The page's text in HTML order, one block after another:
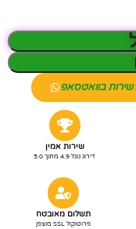
שירות בוואטסאפ
שירות אמין
דירוג גוגל 4.9 מתוך 5.0
תשלום מאובטח
פרוטוקול SSL מוצפן